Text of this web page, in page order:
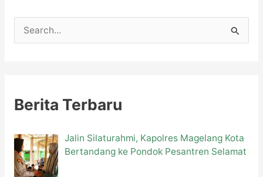
a
u
t
u
k
Berita Terbaru
Jalin Silaturahmi, Kapolres Magelang Kota
Bertandang ke Pondok Pesantren Selamat